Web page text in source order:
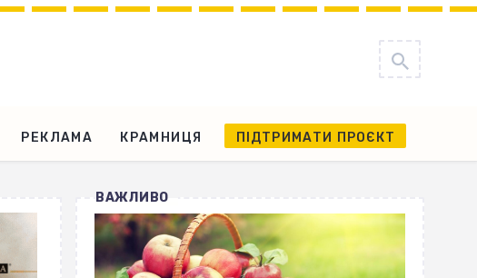
РЕКЛАМА КРАМНИЦЯ ПІДТРИМАТИ ПРОЄКТ
ВАЖЛИВО